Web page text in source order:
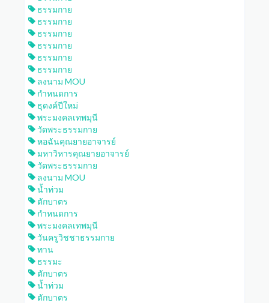
ธรรมกาย
ธรรมกาย
ธรรมกาย
ธรรมกาย
ธรรมกาย
ธรรมกาย
ลงนาม MOU
กำหนดการ
ธุดงค์ปีใหม่
พระมงคลเทพมุนี
วัดพระธรรมกาย
หอฉันคุณยายอาจารย์
มหาวิหารคุณยายอาจารย์
วัดพระธรรมกาย
ลงนาม MOU
น้ำท่วม
ตักบาตร
กำหนดการ
พระมงคลเทพมุนี
วันครูวิชชาธรรมกาย
ทาน
ธรรมะ
ตักบาตร
น้ำท่วม
ตักบาตร